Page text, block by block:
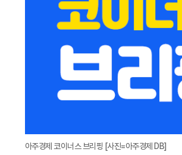
아주경제 코이너스 브리핑 [사진=아주경제 DB]